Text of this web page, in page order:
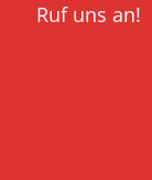
Ruf uns an!